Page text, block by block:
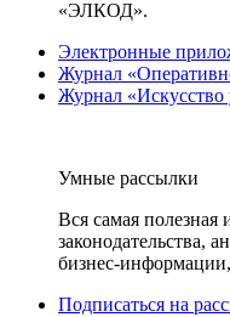
«ЭЛКОД».
Электронные
Журнал
Журнал «Искусство
Умные рассылки
Вся самая полезная
законодательства,
бизнес-информации,
Подписаться на